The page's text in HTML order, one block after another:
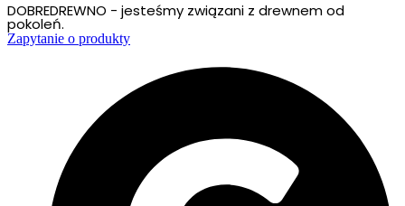
DOBREDREWNO - jesteśmy związani z drewnem od
pokoleń.
Zapytanie o produkty